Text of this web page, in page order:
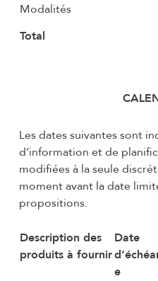
Modalités
Total
Les dates suivantes sont
d’information et de
modifiées à la seule
moment avant la date
propositions.
Description des
produits à fournir
Date
e